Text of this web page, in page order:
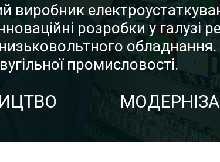
виробник
розробки у галузі
вугільної промисловості.